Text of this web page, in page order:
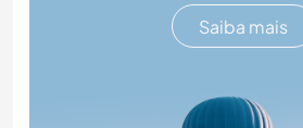
Saiba mais